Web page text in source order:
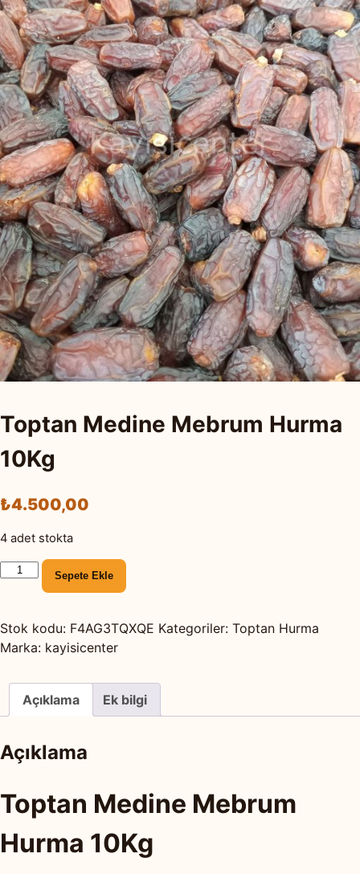
Toptan Medine Mebrum Hurma
10Kg
₺4.500,00
4 adet stokta
Toptan
Medine
Hurma
10Kg
Sepete Ekle
Stok kodu: F4AG3TQXQE Kategoriler: Toptan Hurma
Marka: kayisicenter
Açıklama Ek bilgi
Açıklama
Toptan Medine Mebrum
Hurma 10Kg